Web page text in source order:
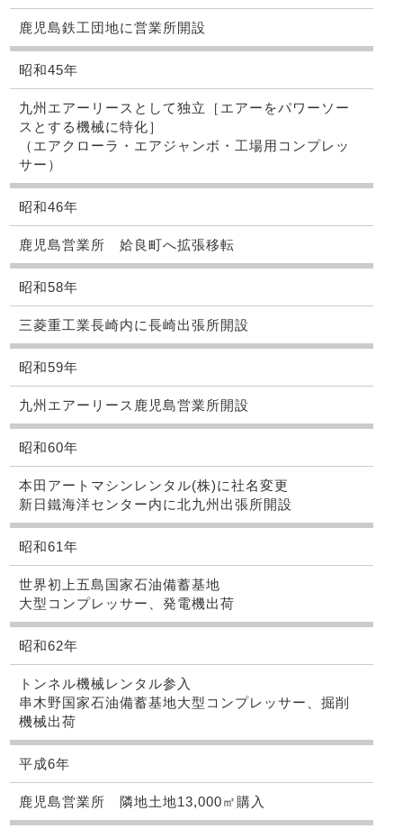
鹿児島鉄工団地に営業所開設
昭和45年
九州エアーリースとして独立［エアーをパワーソー
スとする機械に特化］
（エアクローラ・エアジャンボ・工場用コンプレッ
サー）
昭和46年
鹿児島営業所 姶良町へ拡張移転
昭和58年
三菱重工業長崎内に長崎出張所開設
昭和59年
九州エアーリース鹿児島営業所開設
昭和60年
本田アートマシンレンタル(株)に社名変更
新日鐵海洋センター内に北九州出張所開設
昭和61年
世界初上五島国家石油備蓄基地
大型コンプレッサー、発電機出荷
昭和62年
トンネル機械レンタル参入
串木野国家石油備蓄基地大型コンプレッサー、掘削
機械出荷
平成6年
鹿児島営業所 隣地土地13,000㎡購入